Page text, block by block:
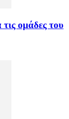
ομάδες του